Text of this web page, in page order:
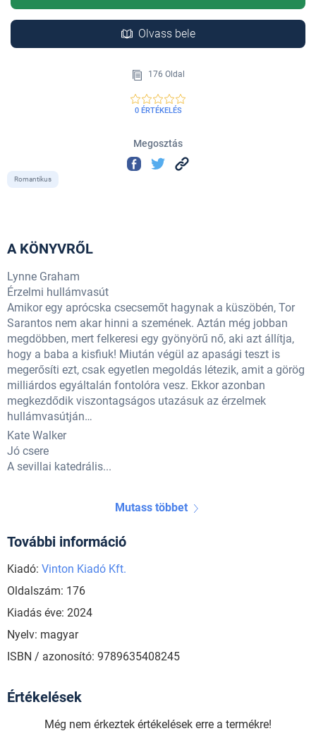
Olvass bele
176 Oldal
0 ÉRTÉKELÉS
Megosztás
Romantikus
A KÖNYVRŐL
Lynne Graham
Érzelmi hullámvasút
Amikor egy aprócska csecsemőt hagynak a küszöbén, Tor
Sarantos nem akar hinni a szemének. Aztán még jobban
megdöbben, mert felkeresi egy gyönyörű nő, aki azt állítja,
hogy a baba a kisfiuk! Miután végül az apasági teszt is
megerősíti ezt, csak egyetlen megoldás létezik, amit a görög
milliárdos egyáltalán fontolóra vesz. Ekkor azonban
megkezdődik viszontagságos utazásuk az érzelmek
hullámvasútján…
Kate Walker
Jó csere
A sevillai katedrális...
Mutass többet
További információ
Kiadó: Vinton Kiadó Kft.
Oldalszám: 176
Kiadás éve: 2024
Nyelv: magyar
ISBN / azonosító: 9789635408245
Értékelések
Még nem érkeztek értékelések erre a termékre!